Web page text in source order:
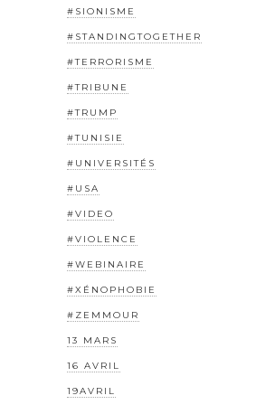
#SIONISME
#STANDINGTOGETHER
#TERRORISME
#TRIBUNE
#TRUMP
#TUNISIE
#UNIVERSITÉS
#USA
#VIDEO
#VIOLENCE
#WEBINAIRE
#XÉNOPHOBIE
#ZEMMOUR
13 MARS
16 AVRIL
19AVRIL